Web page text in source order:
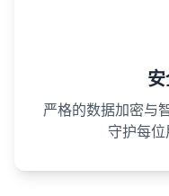
严格的数据加密与
守护每位